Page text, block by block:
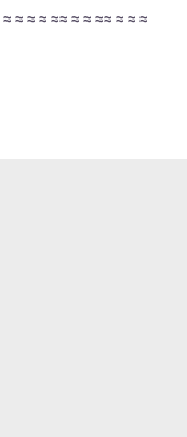
≈ ≈ ≈ ≈ ≈≈ ≈ ≈ ≈≈ ≈ ≈ ≈